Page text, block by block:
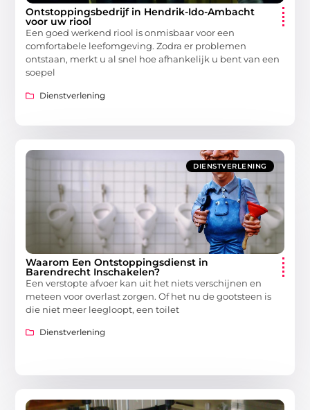
Ontstoppingsbedrijf in Hendrik-Ido-Ambacht
voor uw riool
Een goed werkend riool is onmisbaar voor een
comfortabele leefomgeving. Zodra er problemen
ontstaan, merkt u al snel hoe afhankelijk u bent van een
soepel
Dienstverlening
DIENSTVERLENING
Waarom Een Ontstoppingsdienst in
Barendrecht Inschakelen?
Een verstopte afvoer kan uit het niets verschijnen en
meteen voor overlast zorgen. Of het nu de gootsteen is
die niet meer leegloopt, een toilet
Dienstverlening